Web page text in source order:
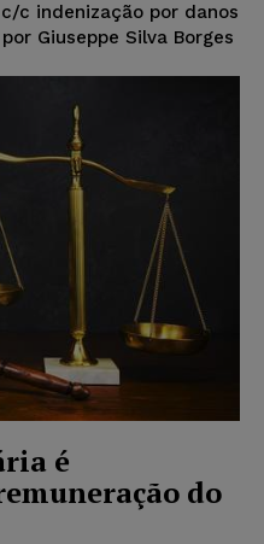
c indenização por danos
Giuseppe Silva Borges
é
do